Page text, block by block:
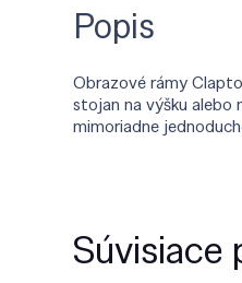
Popis
Obrazové rámy
stojan na výšku alebo
mimoriadne
Súvisiace